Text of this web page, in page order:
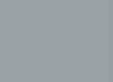
Daten,
Daten verwendet
persönliche
eine natürliche Person
insbesondere, um
Gesundheit,